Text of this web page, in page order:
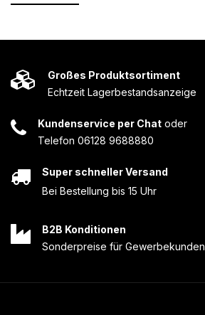
Großes Produktsortiment
Echtzeit Lagerbestandsanzeige
Kundenservice per Chat oder
Telefon 06128 9688880
Super schneller Versand
Bei Bestellung bis 15 Uhr
B2B Konditionen
Sonderpreise für Gewerbekunden